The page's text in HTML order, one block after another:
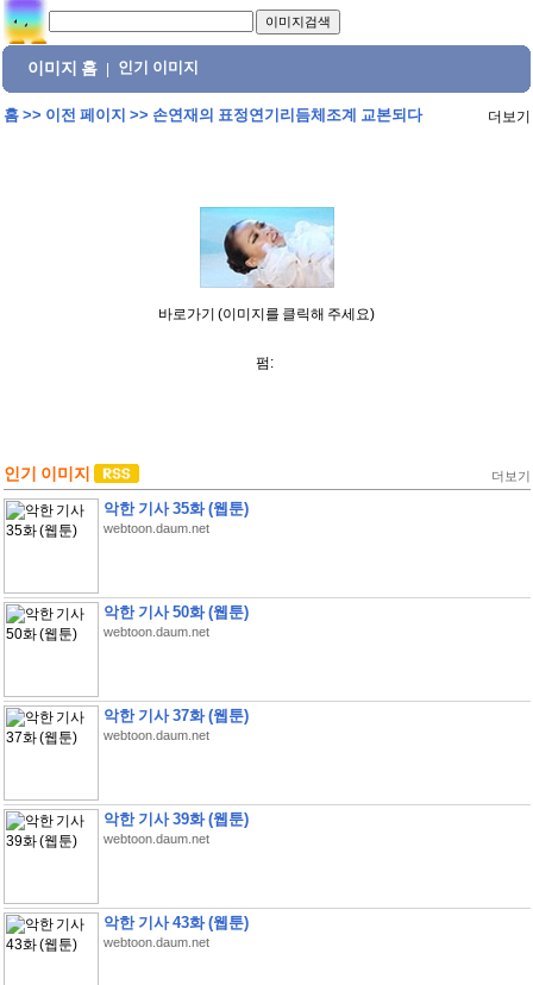
이미지 홈 인기 이미지
홈>> 이전 페이지 >> 손연재의 표정연기리듬체조계 교본되다 더보기
바로가기 (이미지를 클릭해 주세요)
펌:
인기 이미지 더보기
악한 기사 35화 (웹툰)
webtoon.daum.net
악한 기사 50화 (웹툰)
webtoon.daum.net
악한 기사 37화 (웹툰)
webtoon.daum.net
악한 기사 39화 (웹툰)
webtoon.daum.net
악한 기사 43화 (웹툰)
webtoon.daum.net